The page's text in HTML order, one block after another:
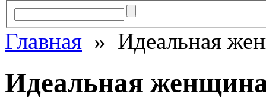
Главная » Идеальная
Идеальная